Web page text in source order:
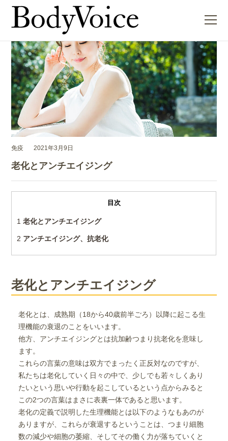
免疫 2021年3月9日
老化とアンチエイジング
目次
1 老化とアンチエイジング
2 アンチエイジング、抗老化
老化とアンチエイジング
老化とは、成熟期（18から40歳前半ごろ）以降に起こる生
理機能の衰退のことをいいます。
他方、アンチエイジングとは抗加齢つまり抗老化を意味し
ます。
これらの言葉の意味は双方でまったく正反対なのですが、
私たちは老化していく日々の中で、少しでも若々しくあり
たいという思いや行動を起こしているという点からみると
この2つの言葉はまさに表裏一体であると思います。
老化の定義で説明した生理機能とは以下のようなもあのが
ありますが、これらが衰退するということは、つまり細胞
数の減少や細胞の萎縮、そしてその働く力が落ちていくと